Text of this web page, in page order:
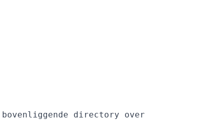
directory over